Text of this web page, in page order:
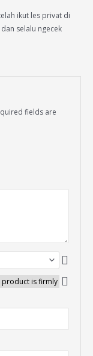
ikut les privat di
selalu ngecek
fields are
product is firmly packed.